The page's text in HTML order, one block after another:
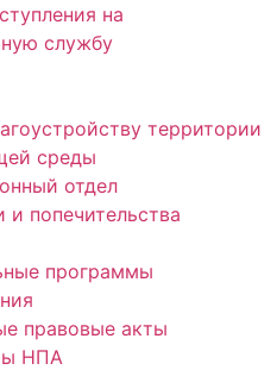
на
службу
территории
среды
отдел
и попечительства
программы
правовые акты
НПА